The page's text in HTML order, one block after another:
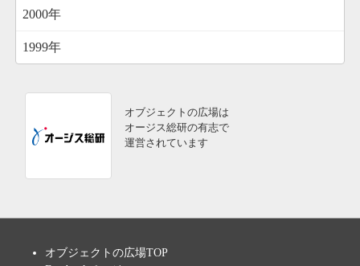
2000年
1999年
オブジェクトの広場は
オージス総研の有志で
運営されています
オブジェクトの広場TOP